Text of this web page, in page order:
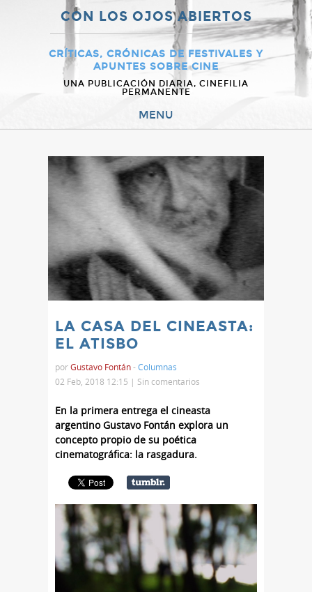
CON LOS OJOS ABIERTOS
CRÍTICAS, CRÓNICAS DE FESTIVALES Y
APUNTES SOBRE CINE
UNA PUBLICACIÓN DIARIA, CINEFILIA
PERMANENTE
MENU
LA CASA DEL CINEASTA:
EL ATISBO
porGustavo Fontán-Columnas
02 Feb, 2018 12:15 | Sin comentarios
En la primera entrega el cineasta
argentino Gustavo Fontán explora un
concepto propio de su poética
cinematográfica: la rasgadura.